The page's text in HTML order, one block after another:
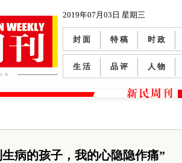
2019年07月03日 星期三
封 面 特 稿 时 政
生 活 品 评 人 物
生病的孩子，我的心隐隐作痛”